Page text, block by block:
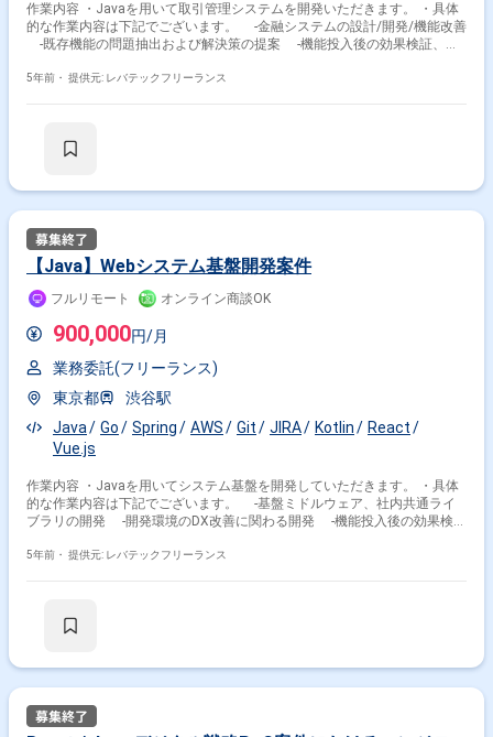
作業内容 ・Javaを用いて取引管理システムを開発いただきます。 ・具体
的な作業内容は下記でございます。 -金融システムの設計/開発/機能改善
-既存機能の問題抽出および解決策の提案 -機能投入後の効果検証、機
5年前・ 提供元: レバテックフリーランス
【Java】Webシステム基盤開発案件
フルリモート オンライン商談OK
900,000円/月
業務委託(フリーランス)
東京都
渋谷駅
Java
Go Spring AWS Git JIRA Kotlin
React
Vue.js
作業内容 ・Javaを用いてシステム基盤を開発していただきます。 ・具体
的な作業内容は下記でございます。 -基盤ミドルウェア、社内共通ライ
ブラリの開発 -開発環境のDX改善に関わる開発 -機能投入後の効果検
に応じて作業内容は変動いたします。
5年前・ 提供元: レバテックフリーランス